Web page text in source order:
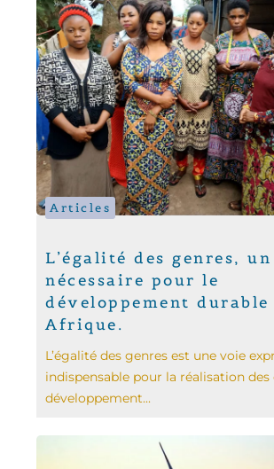
Articles
L’égalité des genres,
nécessaire pour le
développement durable
Afrique.
L’égalité des genres est une voie
indispensable pour la réalisation
développement...